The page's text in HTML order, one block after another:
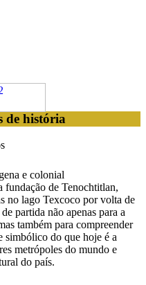
de história
e colonial
fundação de Tenochtitlan,
no lago Texcoco por volta de
partida não apenas para a
também para compreender
simbólico do que hoje é a
metrópoles do mundo e
do país.